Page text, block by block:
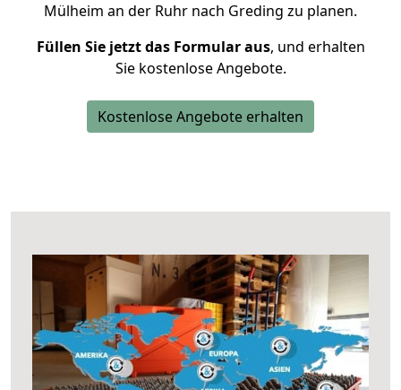
Mülheim an der Ruhr nach Greding zu planen.
Füllen Sie jetzt das Formular aus, und erhalten
Sie kostenlose Angebote.
Kostenlose Angebote erhalten